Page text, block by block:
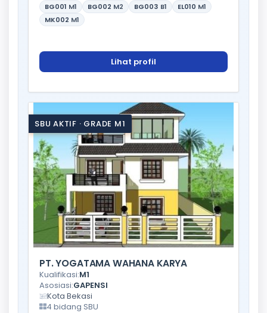
BG001 M1 BG002 M2 BG003 B1 EL010 M1
MK002 M1
Lihat profil
SBU AKTIF · GRADE M1
PT. YOGATAMA WAHANA KARYA
Kualifikasi:M1
Asosiasi:GAPENSI
Kota Bekasi
4 bidang SBU